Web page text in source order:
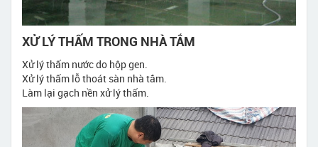
XỬ LÝ THẤM TRONG NHÀ TẮM
Xử lý thấm nước do hộp gen.
Xử lý thấm lỗ thoát sàn nhà tắm.
Làm lại gạch nền xử lý thấm.